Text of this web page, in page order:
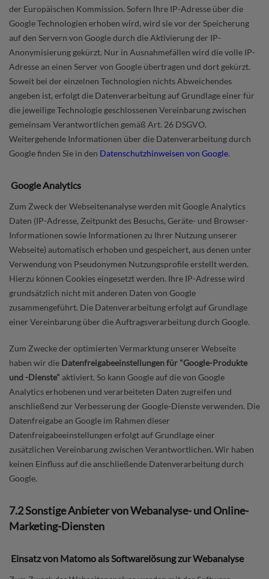
der Europäischen Kommission. Sofern Ihre IP-Adresse über die
Google Technologien erhoben wird, wird sie vor der Speicherung
auf den Servern von Google durch die Aktivierung der IP-
Anonymisierung gekürzt. Nur in Ausnahmefällen wird die volle IP-
Adresse an einen Server von Google übertragen und dort gekürzt.
Soweit bei der einzelnen Technologien nichts Abweichendes
angeben ist, erfolgt die Datenverarbeitung auf Grundlage einer für
die jeweilige Technologie geschlossenen Vereinbarung zwischen
gemeinsam Verantwortlichen gemäß Art. 26 DSGVO.
Weitergehende Informationen über die Datenverarbeitung durch
Google finden Sie in den Datenschutzhinweisen von Google.
Google Analytics
Zum Zweck der Webseitenanalyse werden mit Google Analytics
Daten (IP-Adresse, Zeitpunkt des Besuchs, Geräte- und Browser-
Informationen sowie Informationen zu Ihrer Nutzung unserer
Webseite) automatisch erhoben und gespeichert, aus denen unter
Verwendung von Pseudonymen Nutzungsprofile erstellt werden.
Hierzu können Cookies eingesetzt werden. Ihre IP-Adresse wird
grundsätzlich nicht mit anderen Daten von Google
zusammengeführt. Die Datenverarbeitung erfolgt auf Grundlage
einer Vereinbarung über die Auftragsverarbeitung durch Google.
Zum Zwecke der optimierten Vermarktung unserer Webseite
haben wir die Datenfreigabeeinstellungen für "Google-Produkte
und -Dienste" aktiviert. So kann Google auf die von Google
Analytics erhobenen und verarbeiteten Daten zugreifen und
anschließend zur Verbesserung der Google-Dienste verwenden. Die
Datenfreigabe an Google im Rahmen dieser
Datenfreigabeeinstellungen erfolgt auf Grundlage einer
zusätzlichen Vereinbarung zwischen Verantwortlichen. Wir haben
keinen Einfluss auf die anschließende Datenverarbeitung durch
Google.
7.2 Sonstige Anbieter von Webanalyse- und Online-
Marketing-Diensten
Einsatz von Matomo als Softwarelösung zur Webanalyse